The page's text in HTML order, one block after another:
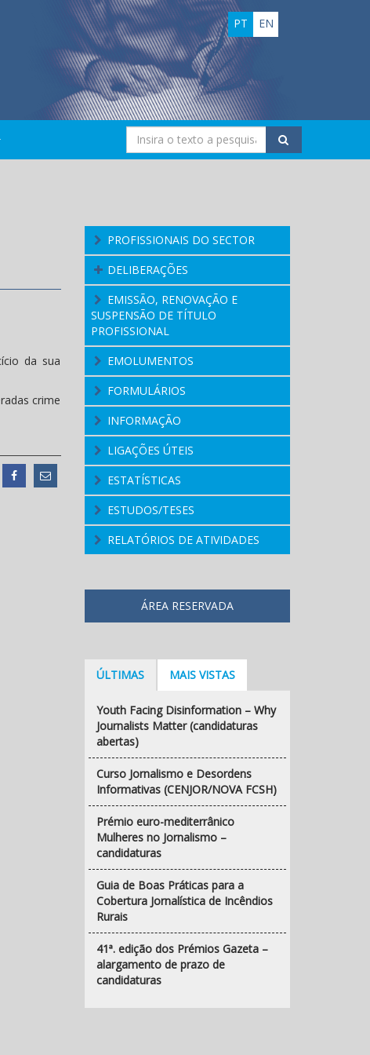
EN
PT
da sua
crime
PROFISSIONAIS DO SECTOR
DELIBERAÇÕES
EMISSÃO, RENOVAÇÃO E
SUSPENSÃO DE TÍTULO
PROFISSIONAL
EMOLUMENTOS
FORMULÁRIOS
INFORMAÇÃO
LIGAÇÕES ÚTEIS
ESTATÍSTICAS
ESTUDOS/TESES
RELATÓRIOS DE ATIVIDADES
ÁREA RESERVADA
ÚLTIMAS MAIS VISTAS
Youth Facing Disinformation – Why
Journalists Matter (candidaturas
abertas)
Curso Jornalismo e Desordens
Informativas (CENJOR/NOVA FCSH)
Prémio euro-mediterrânico
Mulheres no Jornalismo –
candidaturas
Guia de Boas Práticas para a
Cobertura Jornalística de Incêndios
Rurais
41ª. edição dos Prémios Gazeta –
alargamento de prazo de
candidaturas